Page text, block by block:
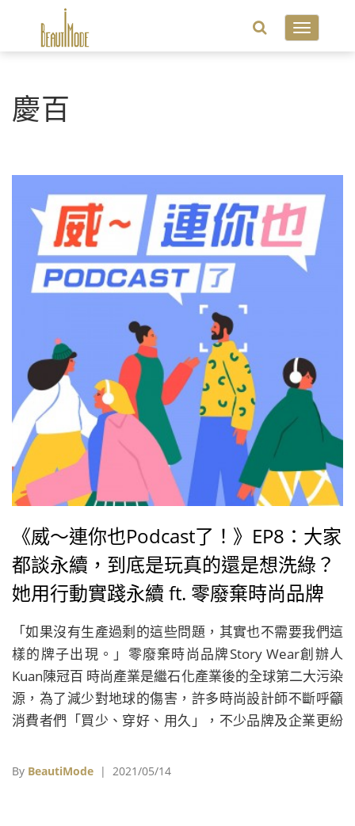
Toggle
慶百
《威～連你也Podcast了！》EP8：大家
都談永續，到底是玩真的還是想洗綠？
她用行動實踐永續 ft. 零廢棄時尚品牌
Story Wear創辦人陳冠百Kuan
「如果沒有生產過剩的這些問題，其實也不需要我們這
樣的牌子出現。」零廢棄時尚品牌Story Wear創辦人
Kuan陳冠百 時尚產業是繼石化產業後的全球第二大污染
源，為了減少對地球的傷害，許多時尚設計師不斷呼籲
消費者們「買少、穿好、用久」，不少品牌及企業更紛
它是否變相淪為某些品牌「洗綠」的手段？
By BeautiMode | 2021/05/14